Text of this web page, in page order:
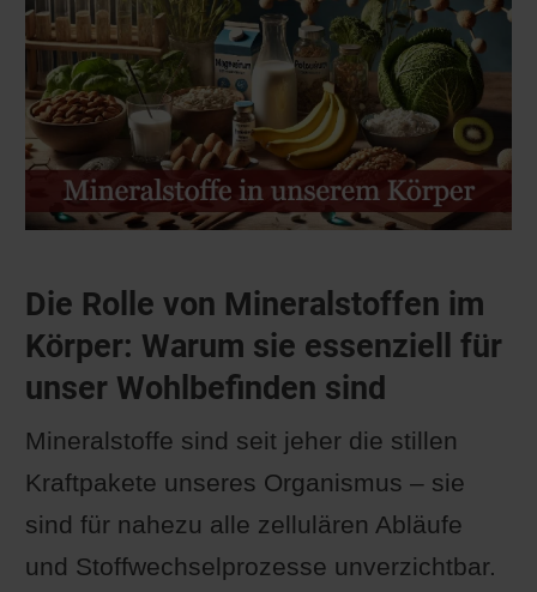
Die Rolle von Mineralstoffen im
Körper: Warum sie essenziell für
unser Wohlbefinden sind
Mineralstoffe sind seit jeher die stillen
Kraftpakete unseres Organismus – sie
sind für nahezu alle zellulären Abläufe
und Stoffwechselprozesse unverzichtbar.